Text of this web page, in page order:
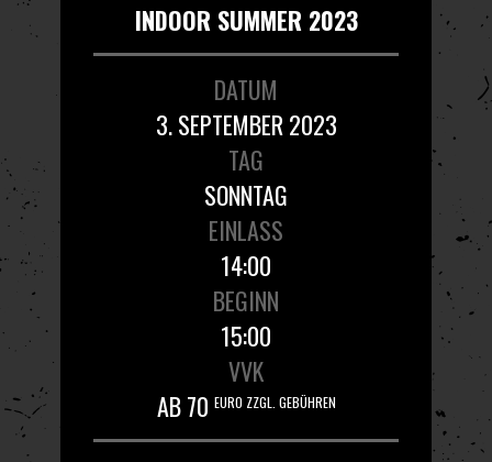
INDOOR SUMMER 2023
DATUM
3. SEPTEMBER 2023
TAG
SONNTAG
EINLASS
14:00
BEGINN
15:00
VVK
AB 70 EURO ZZGL. GEBÜHREN